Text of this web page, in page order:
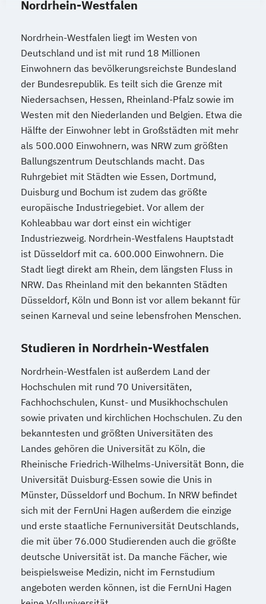
Nordrhein-Westfalen
Nordrhein-Westfalen liegt im Westen von
Deutschland und ist mit rund 18 Millionen
Einwohnern das bevölkerungsreichste Bundesland
der Bundesrepublik. Es teilt sich die Grenze mit
Niedersachsen, Hessen, Rheinland-Pfalz sowie im
Westen mit den Niederlanden und Belgien. Etwa die
Hälfte der Einwohner lebt in Großstädten mit mehr
als 500.000 Einwohnern, was NRW zum größten
Ballungszentrum Deutschlands macht. Das
Ruhrgebiet mit Städten wie Essen, Dortmund,
Duisburg und Bochum ist zudem das größte
europäische Industriegebiet. Vor allem der
Kohleabbau war dort einst ein wichtiger
Industriezweig. Nordrhein-Westfalens Hauptstadt
ist Düsseldorf mit ca. 600.000 Einwohnern. Die
Stadt liegt direkt am Rhein, dem längsten Fluss in
NRW. Das Rheinland mit den bekannten Städten
Düsseldorf, Köln und Bonn ist vor allem bekannt für
seinen Karneval und seine lebensfrohen Menschen.
Studieren in Nordrhein-Westfalen
Nordrhein-Westfalen ist außerdem Land der
Hochschulen mit rund 70 Universitäten,
Fachhochschulen, Kunst- und Musikhochschulen
sowie privaten und kirchlichen Hochschulen. Zu den
bekanntesten und größten Universitäten des
Landes gehören die Universität zu Köln, die
Rheinische Friedrich-Wilhelms-Universität Bonn, die
Universität Duisburg-Essen sowie die Unis in
Münster, Düsseldorf und Bochum. In NRW befindet
sich mit der FernUni Hagen außerdem die einzige
und erste staatliche Fernuniversität Deutschlands,
die mit über 76.000 Studierenden auch die größte
deutsche Universität ist. Da manche Fächer, wie
beispielsweise Medizin, nicht im Fernstudium
angeboten werden können, ist die FernUni Hagen